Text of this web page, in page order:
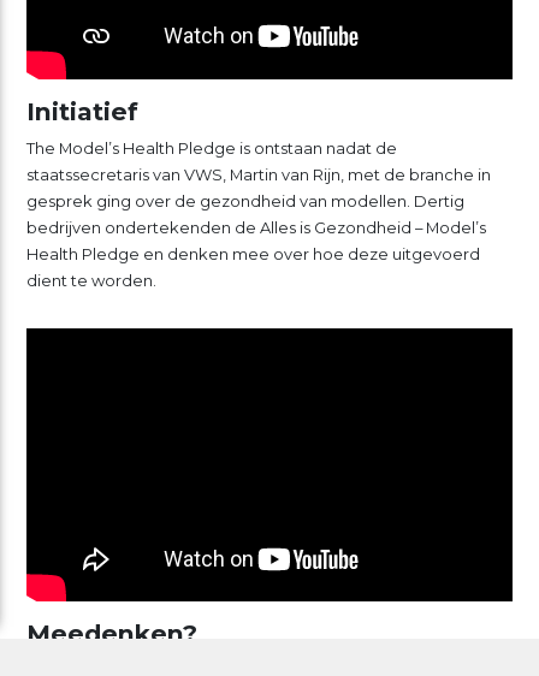
Initiatief
The Model’s Health Pledge is ontstaan nadat de
staatssecretaris van VWS, Martin van Rijn, met de branche in
gesprek ging over de gezondheid van modellen. Dertig
bedrijven ondertekenden de Alles is Gezondheid – Model’s
Health Pledge en denken mee over hoe deze uitgevoerd
dient te worden.
Meedenken?